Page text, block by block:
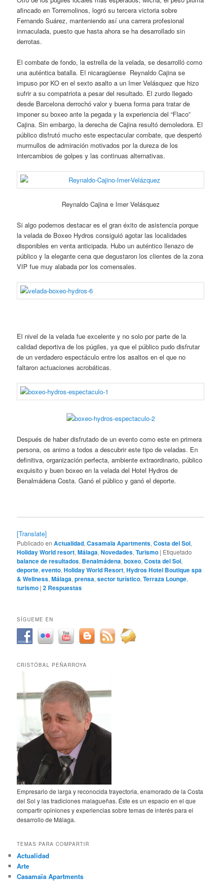
afincado en Torremolinos, logró su tercera victoria sobre
Fernando Suárez, manteniendo así una carrera profesional
inmaculada, puesto que hasta ahora se ha desarrollado sin
derrotas.
El combate de fondo, la estrella de la velada, se desarrolló como
una auténtica batalla. El nicaragüense Reynaldo Cajina se
impuso por KO en el sexto asalto a un Imer Velásquez que hizo
sufrir a su compatriota a pesar del resultado. El zurdo llegado
desde Barcelona derrochó valor y buena forma para tratar de
imponer su boxeo ante la pegada y la experiencia del “Flaco”
Cajina. Sin embargo, la derecha de Cajina resultó demoledora. El
público disfrutó mucho este espectacular combate, que despertó
murmullos de admiración motivados por la dureza de los
intercambios de golpes y las continuas alternativas.
Reynaldo Cajina e Imer Velásquez
Si algo podemos destacar es el gran éxito de asistencia porque
la velada de Boxeo Hydros consiguió agotar las localidades
disponibles en venta anticipada. Hubo un auténtico llenazo de
público y la elegante cena que degustaron los clientes de la zona
VIP fue muy alabada por los comensales.
El nivel de la velada fue excelente y no solo por parte de la
calidad deportiva de los púgiles, ya que el público pudo disfrutar
de un verdadero espectáculo entre los asaltos en el que no
faltaron actuaciones acrobáticas.
Después de haber disfrutado de un evento como este en primera
persona, os animo a todos a descubrir este tipo de veladas. En
definitiva, organización perfecta, ambiente extraordinario, público
exquisito y buen boxeo en la velada del Hotel Hydros de
Benalmádena Costa. Ganó el público y ganó el deporte.
[Translate]
Publicado en Actualidad,Casamaïa Apartments,Costa del Sol,
Holiday World resort,Málaga,Novedades,Turismo | Etiquetado
balance de resultados, Benalmádena,boxeo,Costa del Sol,
deporte,evento,Holiday World Resort,Hydros Hotel Boutique spa
& Wellness,Málaga,prensa,sector turístico,Terraza Lounge,
turismo |2 Respuestas
SÍGUEME EN
CRISTÓBAL PEÑARROYA
Empresario de larga y reconocida trayectoria, enamorado de la Costa
del Sol y las tradiciones malagueñas. Éste es un espacio en el que
compartir opiniones y experiencias sobre temas de interés para el
desarrollo de Málaga.
TEMAS PARA COMPARTIR
Actualidad
Arte
Casamaïa Apartments